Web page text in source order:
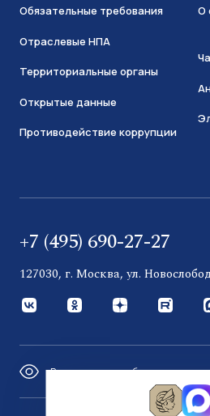
Обязательные требования
Отраслевые НПА
Территориальные органы
Открытые данные
Противодействие коррупции
О
+7 (495) 690-27-27
127030, г. Москва, ул.
Версия для слабовидящих